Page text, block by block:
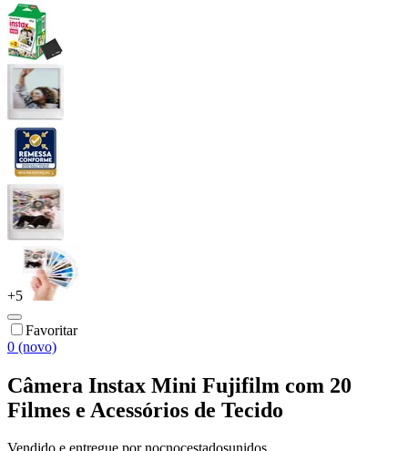
+5
Favoritar
0 (novo)
Câmera Instax Mini Fujifilm com 20
Filmes e Acessórios de Tecido